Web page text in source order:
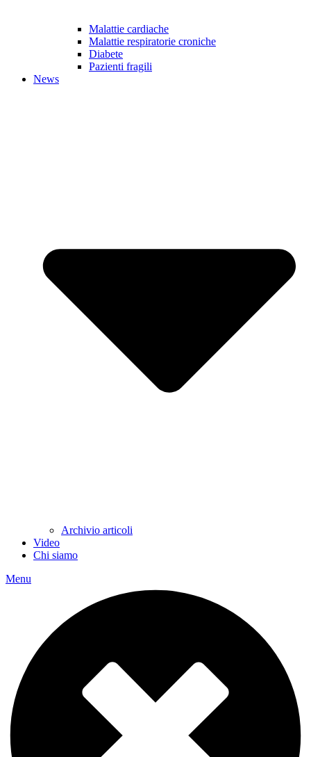
Malattie cardiache
Malattie respiratorie croniche
Diabete
Pazienti fragili
News
Archivio articoli
Video
Chi siamo
Menu